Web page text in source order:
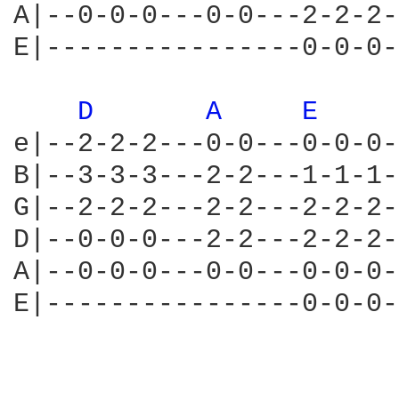
A|--0-0-0---0-0---2-2-
E|----------------0-0-
D A
E
e|--2-2-2---0-0---0-0-
B|--3-3-3---2-2---1-1-
G|--2-2-2---2-2---2-2-
D|--0-0-0---2-2---2-2-
A|--0-0-0---0-0---0-0-
E|----------------0-0-